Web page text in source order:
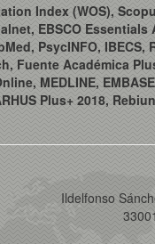
Index (WOS),
EBSCO Essentials
PsycINFO, IBECS,
Fuente Académica
MEDLINE,
Plus+ 2018,
Ildelfonso